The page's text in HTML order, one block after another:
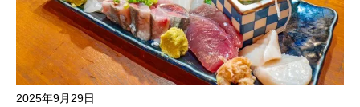
2025年9月29日